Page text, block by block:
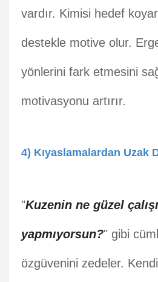
vardır. Kimisi hedef
destekle motive olur.
yönlerini fark etmesini
motivasyonu artırır.
4) Kıyaslamalardan Uzak
"Kuzenin ne güzel
yapmıyorsun?" gibi
özgüvenini zedeler.